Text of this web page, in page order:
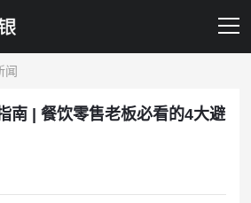
闻
南 | 餐饮零售老板必看的4大避